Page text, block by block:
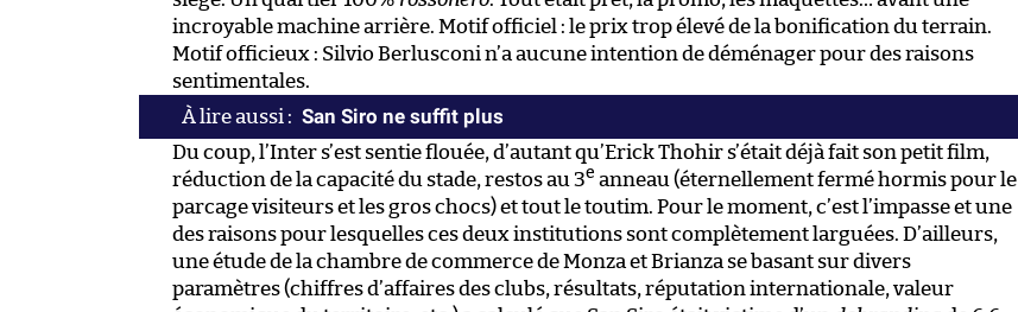
incroyable machine arrière. Motif officiel : le prix trop élevé de la bonification du terrain.
Motif officieux : Silvio Berlusconi n’a aucune intention de déménager pour des raisons
sentimentales.
San Siro ne suffit plus
Du coup, l’Inter s’est sentie flouée, d’autant qu’Erick Thohir s’était déjà fait son petit film,
réduction de la capacité du stade, restos au 3e anneau (éternellement fermé hormis pour le
parcage visiteurs et les gros chocs) et tout le toutim. Pour le moment, c’est l’impasse et une
des raisons pour lesquelles ces deux institutions sont complètement larguées. D’ailleurs,
une étude de la chambre de commerce de Monza et Brianza se basant sur divers
paramètres (chiffres d’affaires des clubs, résultats, réputation internationale, valeur